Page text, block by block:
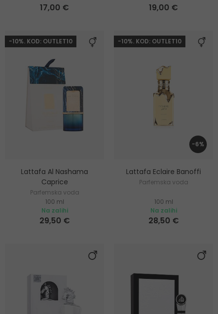
17,00 € 19,00 €
-10%. KOD: OUTLET10
Lattafa Al Nashama
Caprice
Parfemska voda
100 ml
Na zalihi
29,50 €
-10%. KOD: OUTLET10
-6%
Lattafa Eclaire Banoffi
Parfemska voda
100 ml
Na zalihi
28,50 €